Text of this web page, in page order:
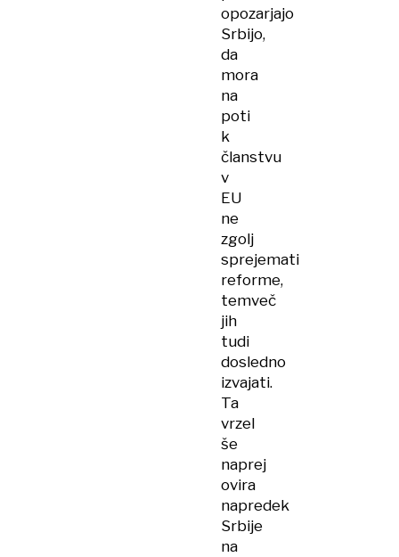
opozarjajo
Srbijo,
da
mora
na
poti
k
članstvu
v
EU
ne
zgolj
sprejemati
reforme,
temveč
jih
tudi
dosledno
izvajati.
Ta
vrzel
še
naprej
ovira
napredek
Srbije
na